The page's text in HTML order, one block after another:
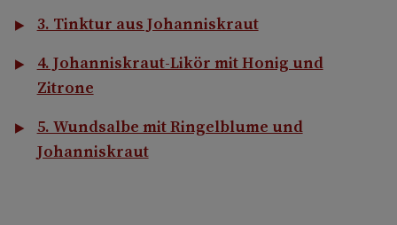
3. Tinktur aus Johanniskraut
4. Johanniskraut-Likör mit Honig und
Zitrone
5. Wundsalbe mit Ringelblume und
Johanniskraut